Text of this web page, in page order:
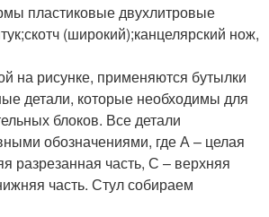
пластиковые двухлитровые
(широкий);канцелярский нож,
на рисунке, применяются бутылки
детали, которые необходимы для
блоков. Все детали
обозначениями, где А – целая
разрезанная часть, С – верхняя
часть. Стул собираем